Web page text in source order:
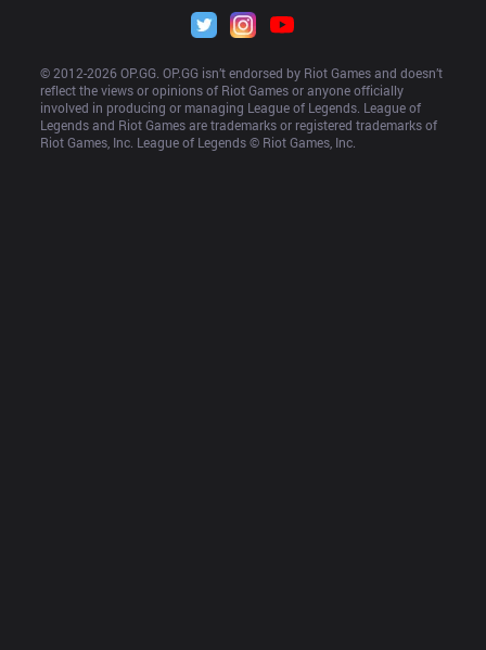
© 2012-2026 OP.GG. OP.GG isn’t endorsed by Riot Games and doesn’t
reflect the views or opinions of Riot Games or anyone officially
involved in producing or managing League of Legends. League of
Legends and Riot Games are trademarks or registered trademarks of
Riot Games, Inc. League of Legends © Riot Games, Inc.